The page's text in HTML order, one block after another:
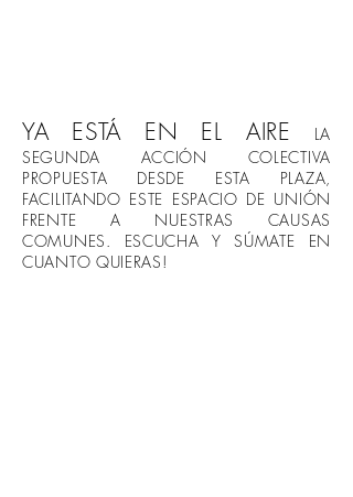
YA ESTÁ EN EL AIRE
LA
SEGUNDA ACCIÓN COLECTIVA
PROPUESTA DESDE ESTA PLAZA,
FACILITANDO ESTE ESPACIO DE UNIÓN
FRENTE A NUESTRAS CAUSAS
COMUNES. ESCUCHA Y SÚMATE EN
CUANTO QUIERAS!